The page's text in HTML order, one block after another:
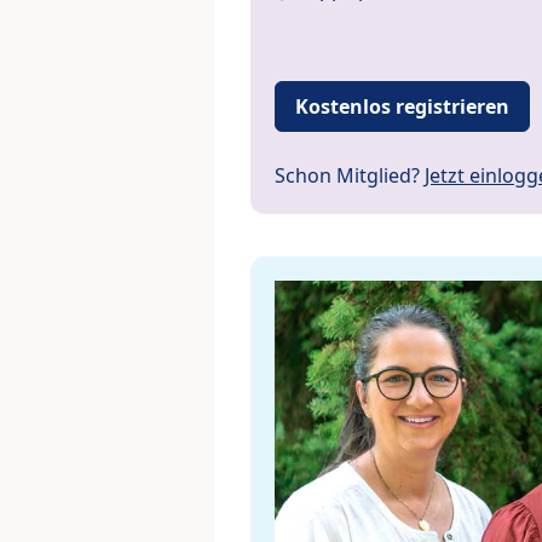
Kostenlos registrieren
Schon Mitglied? Jetzt